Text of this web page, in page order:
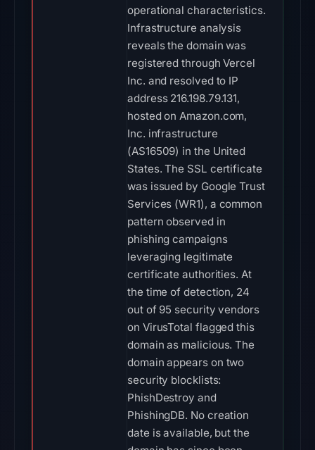
operational characteristics.
Infrastructure analysis
reveals the domain was
registered through Vercel
Inc. and resolved to IP
address 216.198.79.131,
hosted on Amazon.com,
Inc. infrastructure
(AS16509) in the United
States. The SSL certificate
was issued by Google Trust
Services (WR1), a common
pattern observed in
phishing campaigns
leveraging legitimate
certificate authorities. At
the time of detection, 24
out of 95 security vendors
on VirusTotal flagged this
domain as malicious. The
domain appears on two
security blocklists:
PhishDestroy and
PhishingDB. No creation
date is available, but the